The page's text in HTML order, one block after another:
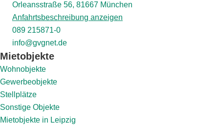
Orleansstraße 56, 81667 München
Anfahrtsbeschreibung anzeigen
089 215871-0
info@gvgnet.de
Mietobjekte
Wohnobjekte
Gewerbeobjekte
Stellplätze
Sonstige Objekte
Mietobjekte in Leipzig